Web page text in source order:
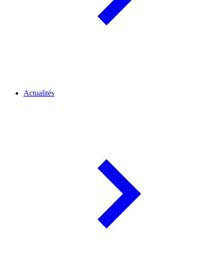
Actualités